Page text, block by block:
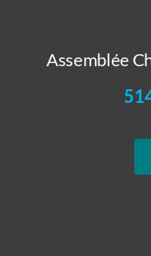
Assemblée